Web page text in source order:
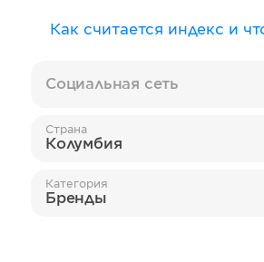
Как считается индекс и
Социальная сеть
Страна
Колумбия
Категория
Бренды